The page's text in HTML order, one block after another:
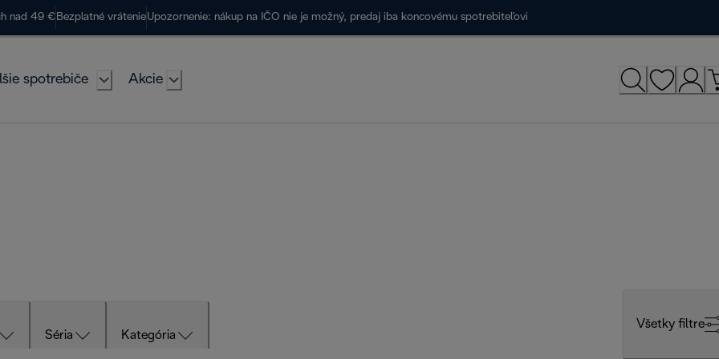
nad 49 € Bezplatné vrátenieUpozornenie: nákup na IČO nie je možný, predaj iba koncovému spotrebiteľovi
spotrebiče Akcie
Séria Kategória
Všetky filtre